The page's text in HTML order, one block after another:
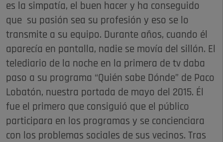
es la simpatía, el buen hacer y ha conseguido
que su pasión sea su profesión y eso se lo
transmite a su equipo. Durante años, cuando él
aparecía en pantalla, nadie se movía del sillón. El
telediario de la noche en la primera de tv daba
paso a su programa “Quién sabe Dónde” de Paco
Lobatón, nuestra portada de mayo del 2015. Él
fue el primero que consiguió que el público
participara en los programas y se concienciara
con los problemas sociales de sus vecinos. Tras